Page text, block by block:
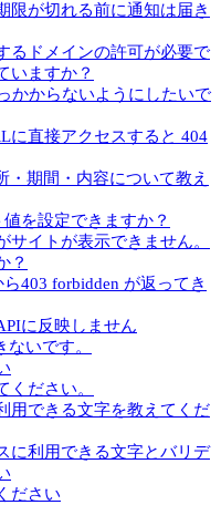
限が切れる前に通知は届き
るドメインの許可が必要で
いますか？
かからないようにしたいで
に直接アクセスすると 404
・期間・内容について教え
を設定できますか？
イトが表示できません。
？
403 forbidden が返ってき
に反映しません
いです。
ください。
用できる文字を教えてくだ
に利用できる文字とバリデ
ださい